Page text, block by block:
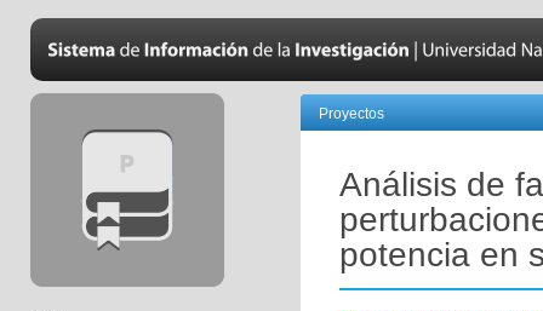
Proyectos
Análisis de
potencia en